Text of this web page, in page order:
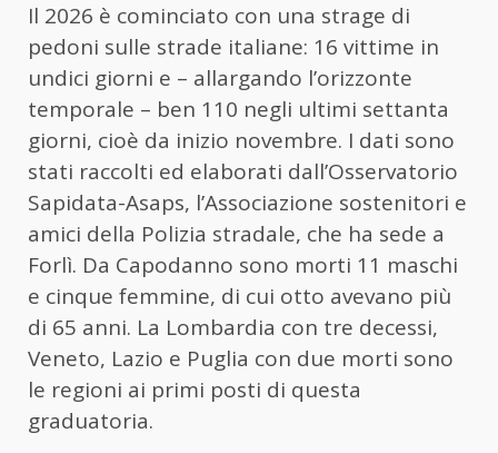
Il 2026 è cominciato con una strage di
pedoni sulle strade italiane: 16 vittime in
undici giorni e – allargando l’orizzonte
temporale – ben 110 negli ultimi settanta
giorni, cioè da inizio novembre. I dati sono
stati raccolti ed elaborati dall’Osservatorio
Sapidata-Asaps, l’Associazione sostenitori e
amici della Polizia stradale, che ha sede a
Forlì. Da Capodanno sono morti 11 maschi
e cinque femmine, di cui otto avevano più
di 65 anni. La Lombardia con tre decessi,
Veneto, Lazio e Puglia con due morti sono
le regioni ai primi posti di questa
graduatoria.